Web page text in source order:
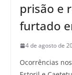
prisão e
furtado
4 de agosto de
Ocorrências